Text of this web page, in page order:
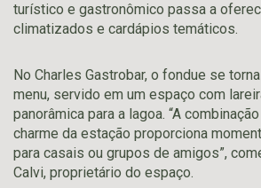
turístico e gastronômico passa a
climatizados e cardápios temáticos.
No Charles Gastrobar, o fondue se
menu, servido em um espaço com
panorâmica para a lagoa. “A
charme da estação proporciona
para casais ou grupos de amigos”,
Calvi, proprietário do espaço.